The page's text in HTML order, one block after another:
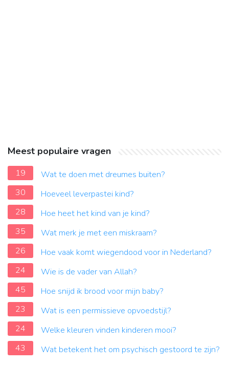
Meest populaire vragen
19
Wat te doen met dreumes buiten?
30
Hoeveel leverpastei kind?
28
Hoe heet het kind van je kind?
35
Wat merk je met een miskraam?
26
Hoe vaak komt wiegendood voor in Nederland?
24
Wie is de vader van Allah?
45
Hoe snijd ik brood voor mijn baby?
23
Wat is een permissieve opvoedstijl?
24
Welke kleuren vinden kinderen mooi?
43
Wat betekent het om psychisch gestoord te zijn?